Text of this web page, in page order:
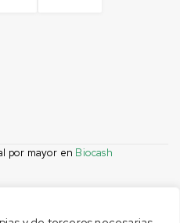
por mayor en Biocash